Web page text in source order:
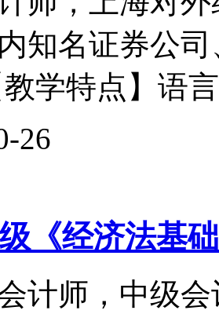
知名证券公
学特点】语
26
《经济法基
计师，中级